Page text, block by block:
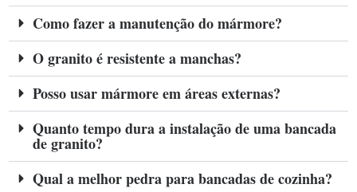
Como fazer a manutenção do mármore?
O granito é resistente a manchas?
Posso usar mármore em áreas externas?
Quanto tempo dura a instalação de uma bancada
de granito?
Qual a melhor pedra para bancadas de cozinha?